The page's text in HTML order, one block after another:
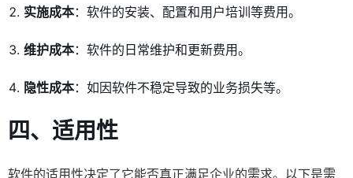
实施成本：软件的安装、配置和用户培训等费用。
维护成本：软件的日常维护和更新费用。
隐性成本：如因软件不稳定导致的业务损失等。
四、适用性
软件的适用性决定了它能否真正满足企业的需求。以下是需